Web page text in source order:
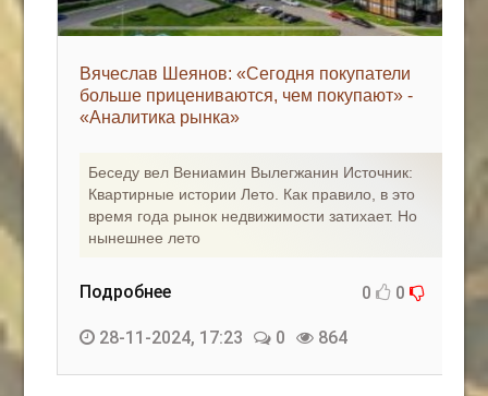
Вячеслав Шеянов: «Сегодня покупатели
больше прицениваются, чем покупают» -
«Аналитика рынка»
Беседу вел Вениамин Вылегжанин Источник:
Квартирные истории Лето. Как правило, в это
время года рынок недвижимости затихает. Но
нынешнее лето
Подробнее 0 0
28-11-2024, 17:23 0 864